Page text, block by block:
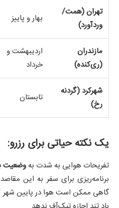
تهران (همت/
وردآورد)
بهار و پاییز
مازندران
(ری‌کنده)
اردیبهشت و
خرداد
شهرکرد (گردنه
رخ)
تابستان
یک نکته حیاتی برای رزرو:
تفریحات هوایی به شدت به وضعیت
برنامه‌ریزی برای سفر به این
گاهی ممکن است هوا در پایین شهر